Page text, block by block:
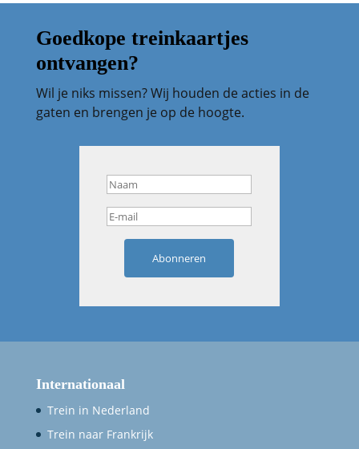
Goedkope treinkaartjes
ontvangen?
Wil je niks missen? Wij houden de acties in de
gaten en brengen je op de hoogte.
Abonneren
Internationaal
Trein in Nederland
Trein naar Frankrijk